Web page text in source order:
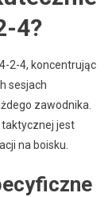
4?
2-4, koncentrując
sesjach
zawodnika.
taktycznej jest
na boisku.